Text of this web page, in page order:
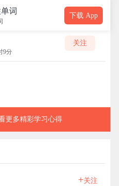
词 下载 App
9分
关注
更多精彩学习心得
+关注